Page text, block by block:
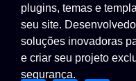
plugins, temas e
seu site.
soluções inovadoras
e criar seu projeto
segurança.